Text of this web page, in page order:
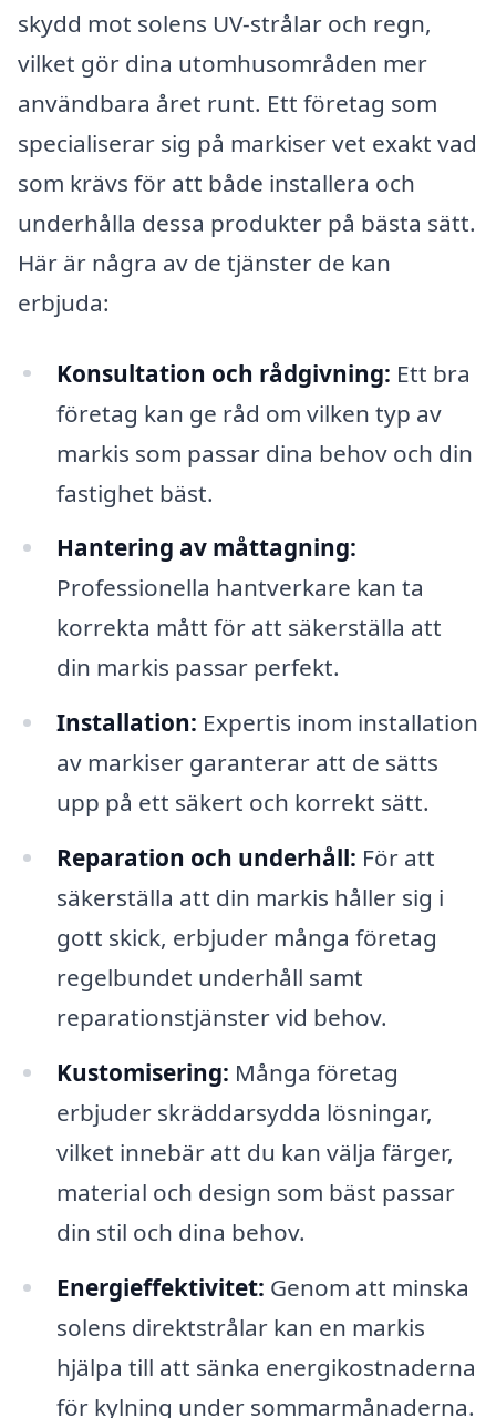
skydd mot solens UV-strålar och regn,
vilket gör dina utomhusområden mer
användbara året runt. Ett företag som
specialiserar sig på markiser vet exakt vad
som krävs för att både installera och
underhålla dessa produkter på bästa sätt.
Här är några av de tjänster de kan
erbjuda:
Konsultation och rådgivning: Ett bra
företag kan ge råd om vilken typ av
markis som passar dina behov och din
fastighet bäst.
Hantering av måttagning:
Professionella hantverkare kan ta
korrekta mått för att säkerställa att
din markis passar perfekt.
Installation: Expertis inom installation
av markiser garanterar att de sätts
upp på ett säkert och korrekt sätt.
Reparation och underhåll: För att
säkerställa att din markis håller sig i
gott skick, erbjuder många företag
regelbundet underhåll samt
reparationstjänster vid behov.
Kustomisering: Många företag
erbjuder skräddarsydda lösningar,
vilket innebär att du kan välja färger,
material och design som bäst passar
din stil och dina behov.
Energieffektivitet: Genom att minska
solens direktstrålar kan en markis
hjälpa till att sänka energikostnaderna
för kylning under sommarmånaderna.